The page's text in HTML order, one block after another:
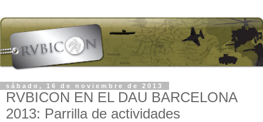
sábado, 16 de noviembre de 2013
RVBICON EN EL DAU BARCELONA
2013: Parrilla de actividades